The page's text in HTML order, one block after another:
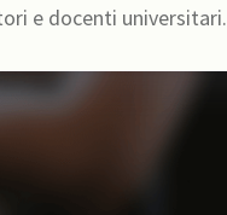
e docenti universitari.